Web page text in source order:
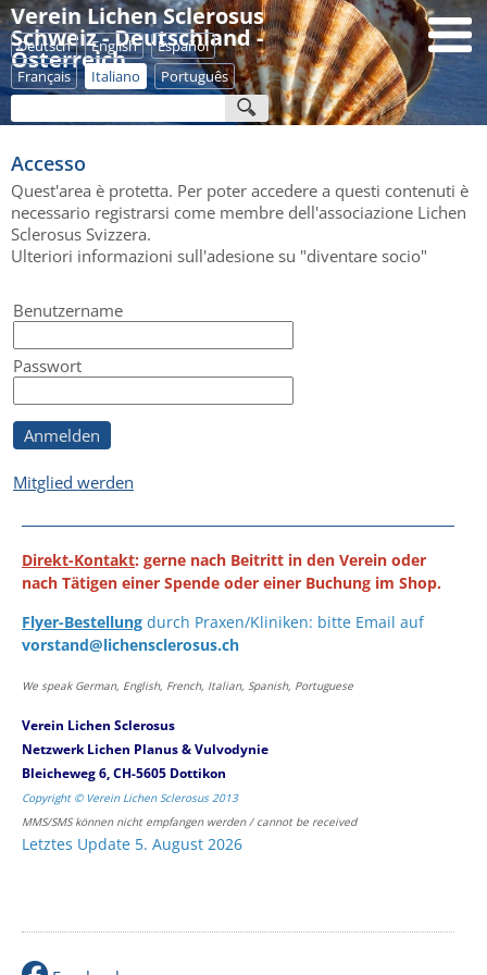
Verein Lichen Sclerosus
Schweiz - Deutschland -
Österreich
Deutsch English
Español
Français
Italiano Português
Accesso
Quest'area è protetta. Per poter accedere a questi contenuti è
necessario registrarsi come membre dell'associazione Lichen
Sclerosus Svizzera.
Ulteriori informazioni sull'adesione su "diventare socio"
Benutzername
Passwort
Anmelden
Mitglied werden
Direkt-Kontakt: gerne nach Beitritt in den Verein oder
nach Tätigen einer Spende oder einer Buchung im Shop.
Flyer-Bestellung durch Praxen/Kliniken: bitte Email auf
vorstand@lichensclerosus.ch
We speak German, English, French, Italian, Spanish, Portuguese
Verein Lichen Sclerosus
Netzwerk Lichen Planus & Vulvodynie
Bleicheweg 6, CH-5605 Dottikon
Copyright © Verein Lichen Sclerosus 2013
MMS/SMS können nicht empfangen werden / cannot be received
Letztes Update 5. August 2026